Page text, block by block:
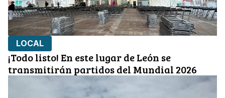
LOCAL
¡Todo listo! En este lugar de León se
transmitirán partidos del Mundial 2026